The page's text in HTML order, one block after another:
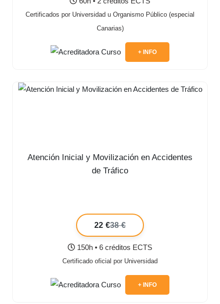
Certificados por Universidad u Organismo Público (especial
Canarias)
+ INFO
Atención Inicial y Movilización en Accidentes
de Tráfico
22 €38 €
150h • 6 créditos ECTS
Certificado oficial por Universidad
+ INFO